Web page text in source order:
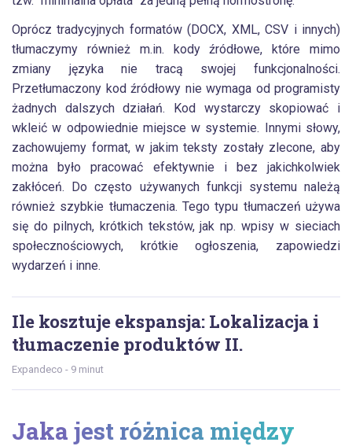
Oprócz tradycyjnych formatów (DOCX, XML, CSV i innych)
tłumaczymy również m.in. kody źródłowe, które mimo
zmiany języka nie tracą swojej funkcjonalności.
Przetłumaczony kod źródłowy nie wymaga od programisty
żadnych dalszych działań. Kod wystarczy skopiować i
wkleić w odpowiednie miejsce w systemie. Innymi słowy,
zachowujemy format, w jakim teksty zostały zlecone, aby
można było pracować efektywnie i bez jakichkolwiek
zakłóceń. Do często używanych funkcji systemu należą
również szybkie tłumaczenia. Tego typu tłumaczeń używa
się do pilnych, krótkich tekstów, jak np. wpisy w sieciach
społecznościowych, krótkie ogłoszenia, zapowiedzi
wydarzeń i inne.
Ile kosztuje ekspansja: Lokalizacja i
tłumaczenie produktów II.
Expandeco - 9 minut
Jaka jest różnica między